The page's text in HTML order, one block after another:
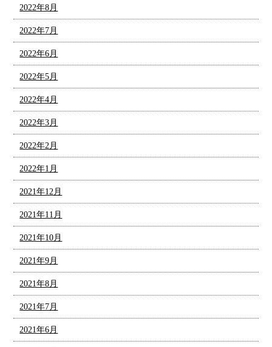
2022年8月
2022年7月
2022年6月
2022年5月
2022年4月
2022年3月
2022年2月
2022年1月
2021年12月
2021年11月
2021年10月
2021年9月
2021年8月
2021年7月
2021年6月